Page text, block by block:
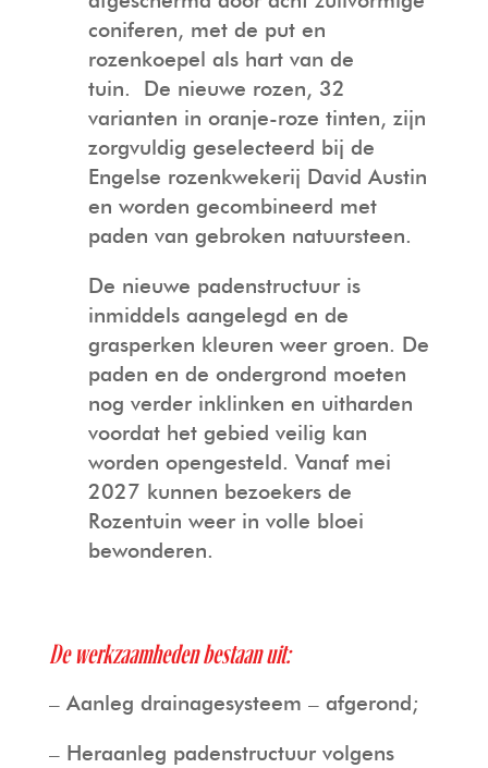
coniferen, met de put en
rozenkoepel als hart van de
tuin. De nieuwe rozen, 32
varianten in oranje-roze tinten, zijn
zorgvuldig geselecteerd bij de
Engelse rozenkwekerij David Austin
en worden gecombineerd met
paden van gebroken natuursteen.
De nieuwe padenstructuur is
inmiddels aangelegd en de
grasperken kleuren weer groen. De
paden en de ondergrond moeten
nog verder inklinken en uitharden
voordat het gebied veilig kan
worden opengesteld. Vanaf mei
2027 kunnen bezoekers de
Rozentuin weer in volle bloei
bewonderen.
De werkzaamheden bestaan uit:
– Aanleg drainagesysteem – afgerond;
– Heraanleg padenstructuur volgens